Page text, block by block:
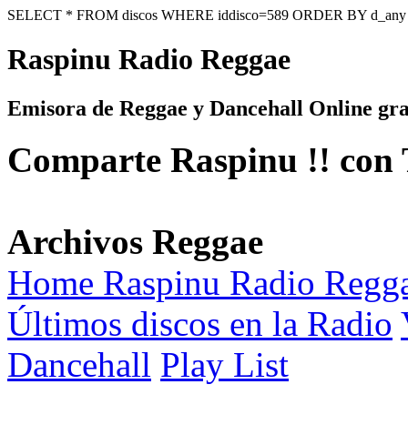
SELECT * FROM discos WHERE iddisco=589 ORDER BY
Raspinu Radio Reggae
Emisora de Reggae y Dancehall Online
Comparte Raspinu !! con
Archivos Reggae
Home Raspinu Radio
Últimos discos en la Radio
Dancehall Play List